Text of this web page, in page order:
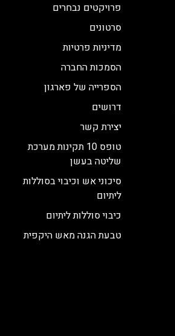
פרויקטים נבחרים
סרטונים
מדיניות פרטיות
הסמכות החברה
הספרייה של פארגון
דרושים
יצירת קשר
טופס 10 תקינות מערכת
שליטה בעשן
סיכוני אש וכיבוי בסוללות
ליתיום
כיבוי סוללות ליתיום
טבעת הגנה מאש היקפית